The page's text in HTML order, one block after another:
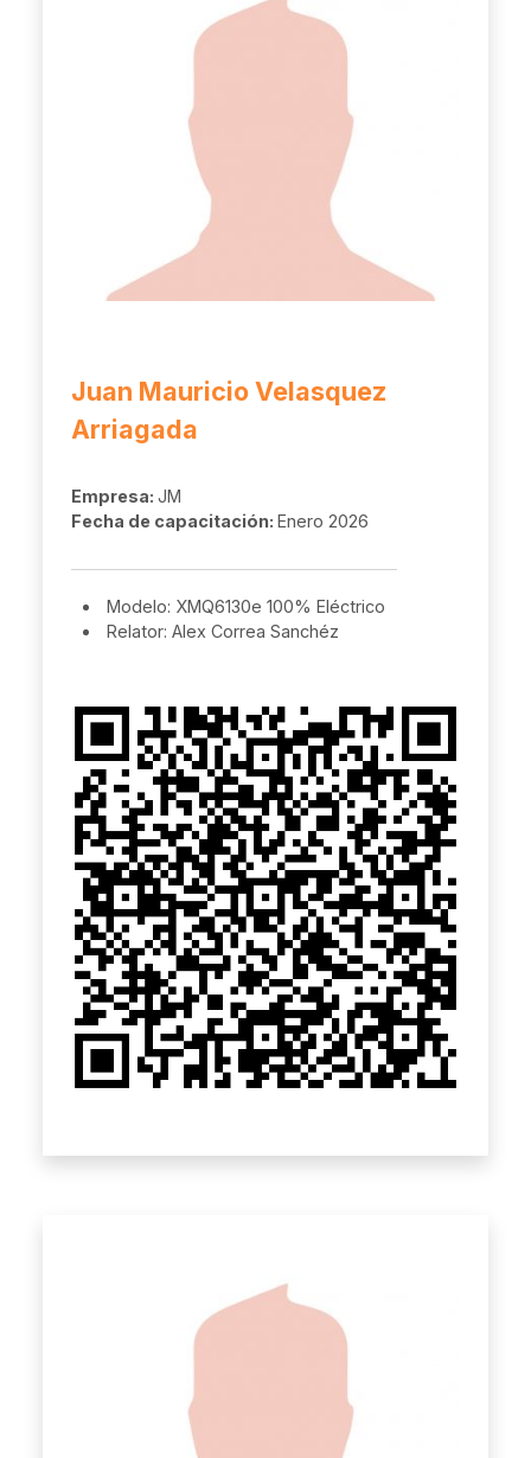
Juan Mauricio Velasquez
Arriagada
Empresa: JM
Fecha de capacitación: Enero 2026
Modelo: XMQ6130e 100% Eléctrico
Relator: Alex Correa Sanchéz